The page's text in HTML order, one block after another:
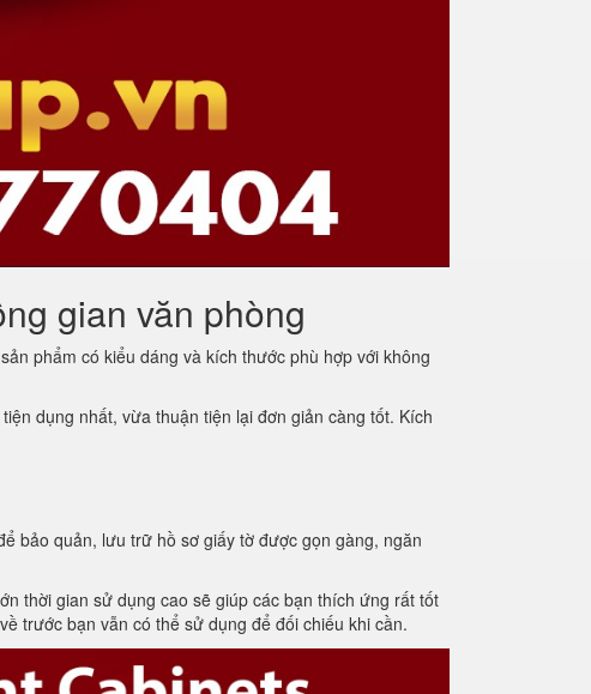
gian văn phòng
phẩm có kiểu dáng và kích thước phù hợp với không
dụng nhất, vừa thuận tiện lại đơn giản càng tốt. Kích
bảo quản, lưu trữ hồ sơ giấy tờ được gọn gàng, ngăn
thời gian sử dụng cao sẽ giúp các bạn thích ứng rất tốt
trước bạn vẫn có thể sử dụng để đối chiếu khi cần.